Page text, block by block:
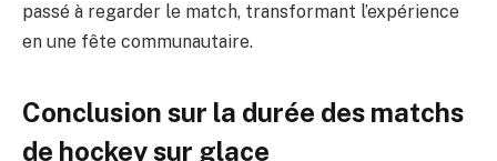
passé à regarder le match, transformant l’expérience
en une fête communautaire.
Conclusion sur la durée des matchs
de hockey sur glace